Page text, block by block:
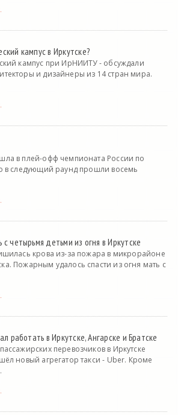
кампус в Иркутске?
кампус при ИрНИИТУ - обсуждали
и дизайнеры из 14 стран мира.
в плей-офф чемпионата России по
в следующий раунд прошли восемь
четырьмя детьми из огня в Иркутске
крова из-за пожара в микрорайоне
Пожарным удалось спасти из огня мать с
работать в Иркутске, Ангарске и Братске
перевозчиков в Иркутске
новый агрегатор такси - Uber. Кроме